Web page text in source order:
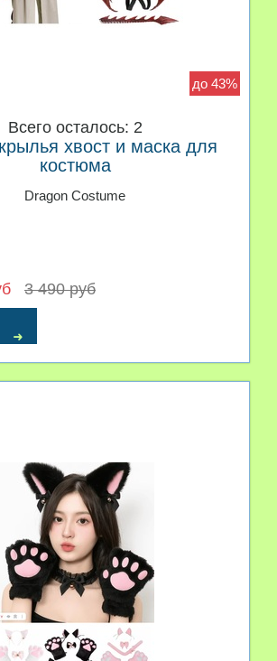
до 43%
Всего осталось: 2
хвост и маска для
костюма
Dragon Costume
3 490 руб